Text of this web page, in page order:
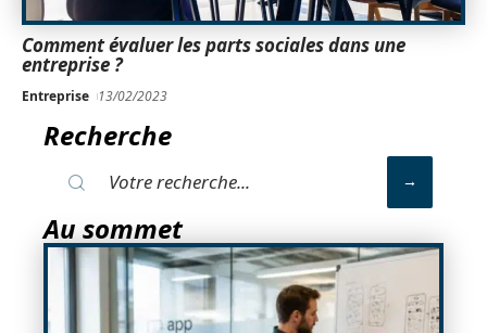
Comment évaluer les parts sociales dans une
entreprise ?
Entreprise 13/02/2023
Recherche
Au sommet